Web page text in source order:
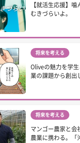
【就活生応援】
むきづらいよ。
将来を考える
Oliveの魅力を学
業の課題から創出
将来を考える
マンゴー農家と会
農業に携わる。「